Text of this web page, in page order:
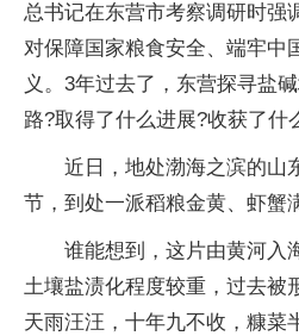
总书记在东营市考察调研时强
对保障国家粮食安全、端牢中
义。3年过去了，东营探寻盐
路?取得了什么进展?收获了什
近日，地处渤海之滨的山
节，到处一派稻粮金黄、虾蟹
谁能想到，这片由黄河入
土壤盐渍化程度较重，过去被
天雨汪汪，十年九不收，糠菜